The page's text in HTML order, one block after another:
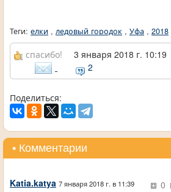
Теги: елки , ледовый городок , Уфа , 2018
спасибо! 3 января 2018 г. 10:19
2
Поделиться:
• Комментарии
Katia.katya 7 января 2018 г. в 11:39 0